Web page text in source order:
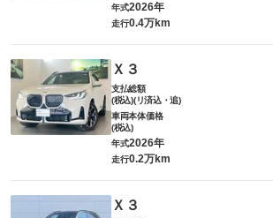
年式2026年
走行0.4万km
Ｘ３
支払総額
(税込)(リ済込・追)
車両本体価格
(税込)
年式2026年
走行0.2万km
Ｘ３